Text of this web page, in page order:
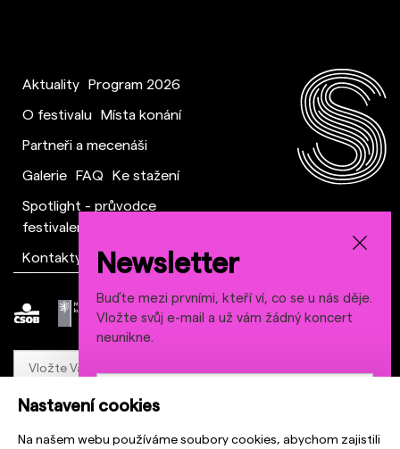
Nastavení cookies
Na našem webu používáme soubory cookies, abychom zajistili
Aktuality Program 2026
O festivalu Místa konání
Partneři a mecenáši
Galerie FAQ Ke stažení
Spotlight - průvodce
festivalem
Kontakty a tým
Odebírat
Newsletter
Buďte mezi prvními, kteří ví, co se u nás děje.
Vložte svůj e-mail a už vám žádný koncert
neunikne.
Odebírat